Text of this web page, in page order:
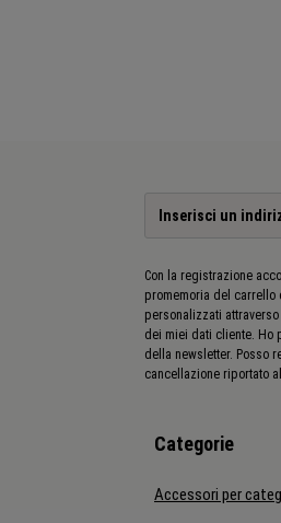
Con la registrazione
promemoria del carrello
personalizzati
dei miei dati cliente. Ho
della newsletter. Posso
cancellazione riportato
Categorie
Accessori per